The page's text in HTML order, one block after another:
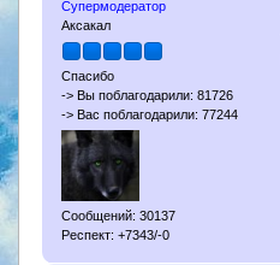
Супермодератор
Аксакал
Спасибо
-> Вы поблагодарили: 81726
-> Вас поблагодарили: 77244
Сообщений: 30137
Респект: +7343/-0